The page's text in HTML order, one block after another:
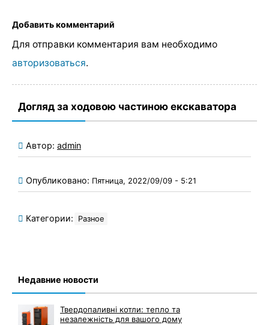
Добавить комментарий
Для отправки комментария вам необходимо
авторизоваться.
Догляд за ходовою частиною екскаватора
Автор: admin
Опубликовано: Пятница, 2022/09/09 - 5:21
Категории: Разное
Недавние новости
Твердопаливні котли: тепло та
незалежність для вашого дому